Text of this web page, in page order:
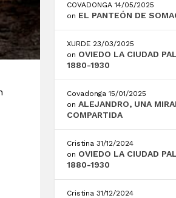
COVADONGA 14/05/2025
on EL PANTEÓN DE
XURDE 23/03/2025
on OVIEDO LA CIUDAD
1880-1930
Covadonga 15/01/2025
onALEJANDRO, UNA
COMPARTIDA
Cristina 31/12/2024
on OVIEDO LA CIUDAD
1880-1930
Cristina 31/12/2024